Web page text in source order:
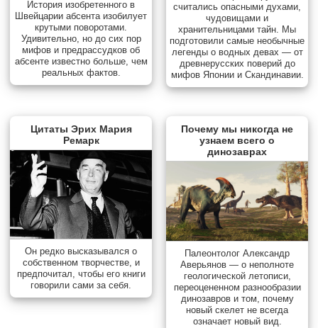
История изобретенного в
Швейцарии абсента изобилует
крутыми поворотами.
Удивительно, но до сих пор
мифов и предрассудков об
абсенте известно больше, чем
реальных фактов.
считались опасными духами,
чудовищами и
хранительницами тайн. Мы
подготовили самые необычные
легенды о водных девах — от
древнерусских поверий до
мифов Японии и Скандинавии.
Цитаты Эрих Мария
Ремарк
Он редко высказывался о
собственном творчестве, и
предпочитал, чтобы его книги
говорили сами за себя.
Почему мы никогда не
узнаем всего о
динозаврах
Палеонтолог Александр
Аверьянов — о неполноте
геологической летописи,
переоцененном разнообразии
динозавров и том, почему
новый скелет не всегда
означает новый вид.